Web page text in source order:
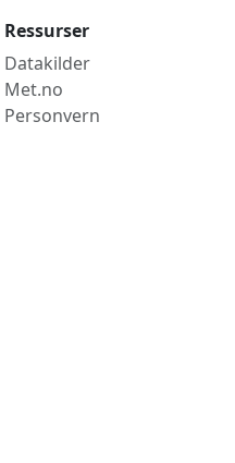
Ressurser
Datakilder
Met.no
Personvern